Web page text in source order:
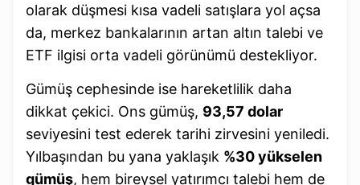
olarak düşmesi kısa vadeli satışlara yol açsa
da, merkez bankalarının artan altın talebi ve
ETF ilgisi orta vadeli görünümü destekliyor.
Gümüş cephesinde ise hareketlilik daha
dikkat çekici. Ons gümüş, 93,57 dolar
seviyesini test ederek tarihi zirvesini yeniledi.
Yılbaşından bu yana yaklaşık %30 yükselen
gümüş, hem bireysel yatırımcı talebi hem de